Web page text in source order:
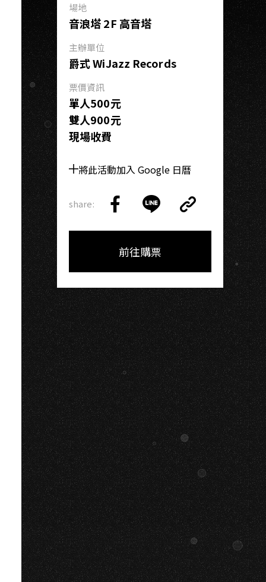
場地
音浪塔 2F 高音塔
主辦單位
爵式 WiJazz Records
票價資訊
單人500元
雙人900元
現場收費
將此活動加入 Google 日曆
share:
on
Facebook
on
LINE
Link
Copy
前往購票